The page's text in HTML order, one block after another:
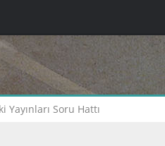
Yayınları Soru Hattı